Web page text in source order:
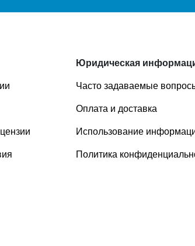
Юридическая
Часто задаваемые
Оплата и доставка
Использование
Политика